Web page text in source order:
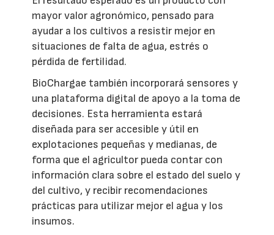
mayor valor agronómico, pensado para
ayudar a los cultivos a resistir mejor en
situaciones de falta de agua, estrés o
pérdida de fertilidad.
BioChargae también incorporará sensores y
una plataforma digital de apoyo a la toma de
decisiones. Esta herramienta estará
diseñada para ser accesible y útil en
explotaciones pequeñas y medianas, de
forma que el agricultor pueda contar con
información clara sobre el estado del suelo y
del cultivo, y recibir recomendaciones
prácticas para utilizar mejor el agua y los
insumos.